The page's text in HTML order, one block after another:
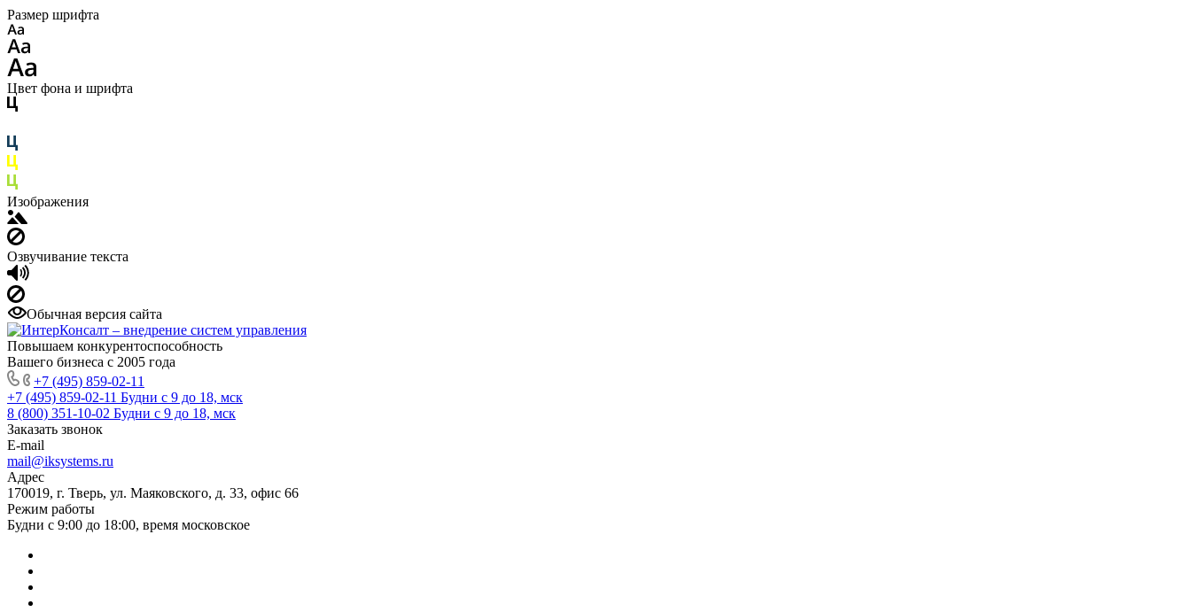
Размер шрифта
Цвет фона и шрифта
Изображения
Озвучивание текста
Обычная версия сайта
Повышаем конкурентоспособность
Вашего бизнеса с 2005 года
+7 (495) 859-02-11
+7 (495) 859-02-11 Будни с 9 до 18, мск
8 (800) 351-10-02 Будни с 9 до 18, мск
Заказать звонок
E-mail
mail@iksystems.ru
Адрес
170019, г. Тверь, ул. Маяковского, д. 33, офис 66
Режим работы
Будни с 9:00 до 18:00, время московское